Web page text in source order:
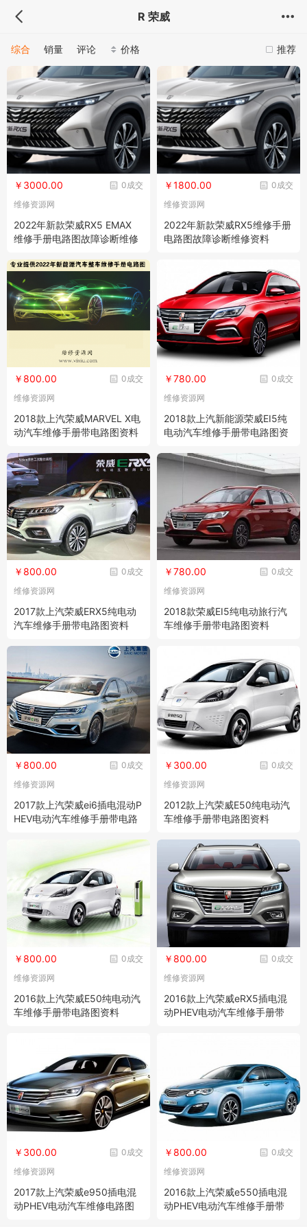
R 荣威
推荐
综合 销量 评论 价格
0成交
￥3000.00
维修资源网
2022年新款荣威RX5 EMAX
维修手册电路图故障诊断维修
0成交
￥1800.00
维修资源网
2022年新款荣威RX5维修手册
电路图故障诊断维修资料
0成交
￥800.00
维修资源网
2018款上汽荣威MARVEL X电
动汽车维修手册带电路图资料
0成交
￥780.00
维修资源网
2018款上汽新能源荣威EI5纯
电动汽车维修手册带电路图资
0成交
￥800.00
维修资源网
2017款上汽荣威ERX5纯电动
汽车维修手册带电路图资料
0成交
￥780.00
维修资源网
2018款荣威EI5纯电动旅行汽
车维修手册带电路图资料
0成交
￥800.00
维修资源网
2017款上汽荣威ei6插电混动P
HEV电动汽车维修手册带电路
0成交
￥300.00
维修资源网
2012款上汽荣威E50纯电动汽
车维修手册带电路图资料
0成交
￥800.00
维修资源网
2016款上汽荣威E50纯电动汽
车维修手册带电路图资料
0成交
￥800.00
维修资源网
2016款上汽荣威eRX5插电混
动PHEV电动汽车维修手册带
0成交
￥300.00
维修资源网
2017款上汽荣威e950插电混
动PHEV电动汽车维修电路图
0成交
￥800.00
维修资源网
2016款上汽荣威e550插电混
动PHEV电动汽车维修手册带